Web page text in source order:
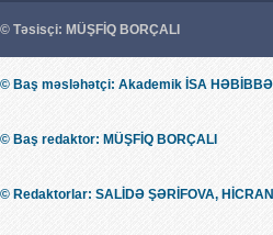
© Təsisçi: MÜŞFİQ BORÇALI
© Baş məsləhətçi: Akademik İSA
© Baş redaktor: MÜŞFİQ BORÇALI
© Redaktorlar: SALİDƏ ŞƏRİFOVA,